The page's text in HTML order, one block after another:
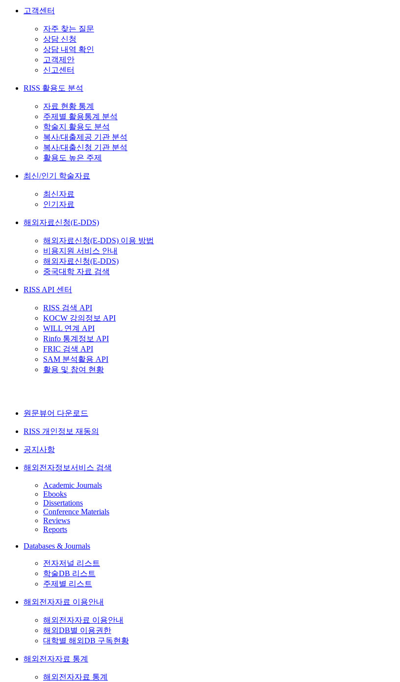
고객센터
자주 찾는 질문
상담 신청
상담 내역 확인
고객제안
신고센터
RISS 활용도 분석
자료 현황 통계
주제별 활용통계 분석
학술지 활용도 분석
복사/대출제공 기관 분석
복사/대출신청 기관 분석
활용도 높은 주제
최신/인기 학술자료
최신자료
인기자료
해외자료신청(E-DDS)
해외자료신청(E-DDS) 이용 방법
비용지원 서비스 안내
해외자료신청(E-DDS)
중국대학 자료 검색
RISS API 센터
RISS 검색 API
KOCW 강의정보 API
WILL 연계 API
Rinfo 통계정보 API
FRIC 검색 API
SAM 분석활용 API
활용 및 참여 현황
원문뷰어 다운로드
RISS 개인정보 재동의
공지사항
해외전자정보서비스 검색
Academic Journals
Ebooks
Dissertations
Conference Materials
Reviews
Reports
Databases & Journals
전자저널 리스트
학술DB 리스트
주제별 리스트
해외전자자료 이용안내
해외전자자료 이용안내
해외DB별 이용권한
대학별 해외DB 구독현황
해외전자자료 통계
해외전자자료 통계